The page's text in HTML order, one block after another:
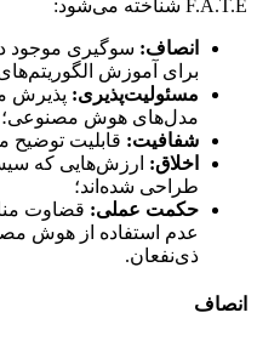
F.A.T.E شناخته می‌شود:
انصاف: سوگیری موجود
برای آموزش
مسئولیت‌پذیری: پذیرش
مدل‌های هوش مصنوعی؛
شفافیت: قابلیت
اخلاق: ارزش‌هایی که
طراحی شده‌اند؛
حکمت عملی: قضاوت
عدم استفاده از هوش
ذی‌نفعان.
انصاف